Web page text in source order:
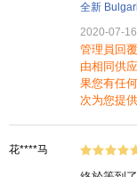
全新
2020-07-
管理員回
由相同供
果您有任
次为您提
花****马